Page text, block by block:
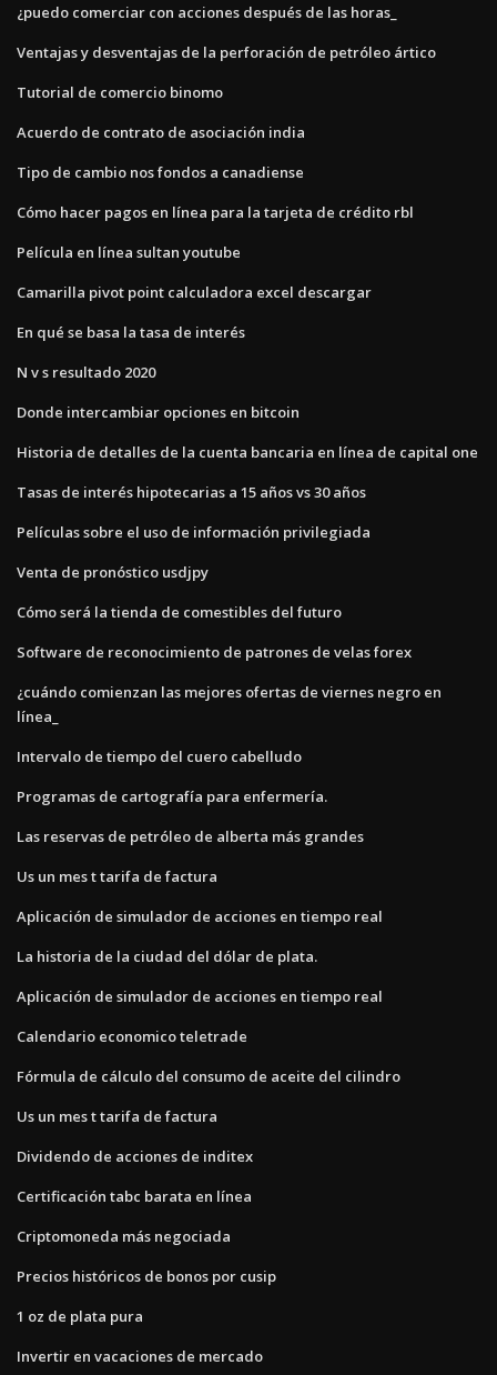
¿puedo comerciar con acciones después de las horas_
Ventajas y desventajas de la perforación de petróleo ártico
Tutorial de comercio binomo
Acuerdo de contrato de asociación india
Tipo de cambio nos fondos a canadiense
Cómo hacer pagos en línea para la tarjeta de crédito rbl
Película en línea sultan youtube
Camarilla pivot point calculadora excel descargar
En qué se basa la tasa de interés
N v s resultado 2020
Donde intercambiar opciones en bitcoin
Historia de detalles de la cuenta bancaria en línea de capital one
Tasas de interés hipotecarias a 15 años vs 30 años
Películas sobre el uso de información privilegiada
Venta de pronóstico usdjpy
Cómo será la tienda de comestibles del futuro
Software de reconocimiento de patrones de velas forex
¿cuándo comienzan las mejores ofertas de viernes negro en
línea_
Intervalo de tiempo del cuero cabelludo
Programas de cartografía para enfermería.
Las reservas de petróleo de alberta más grandes
Us un mes t tarifa de factura
Aplicación de simulador de acciones en tiempo real
La historia de la ciudad del dólar de plata.
Aplicación de simulador de acciones en tiempo real
Calendario economico teletrade
Fórmula de cálculo del consumo de aceite del cilindro
Us un mes t tarifa de factura
Dividendo de acciones de inditex
Certificación tabc barata en línea
Criptomoneda más negociada
Precios históricos de bonos por cusip
1 oz de plata pura
Invertir en vacaciones de mercado